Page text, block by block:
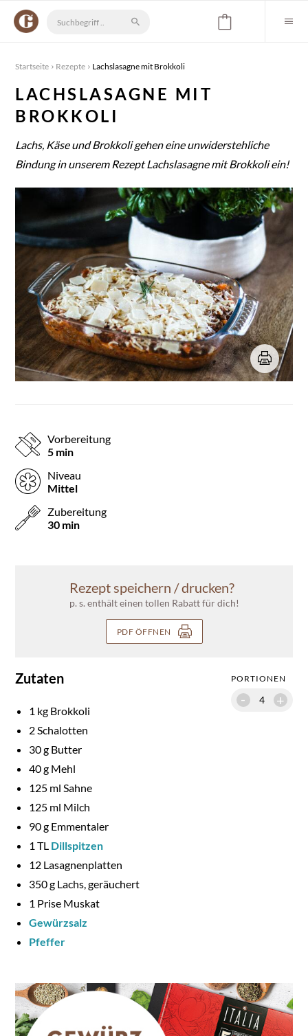
Startseite Rezepte Lachslasagne mit Brokkoli
Vorbereitung
5 min
Niveau
Mittel
Zubereitung
30 min
Rezept speichern / drucken?
p. s. enthält einen tollen Rabatt für dich!
PDF ÖFFNEN
LACHSLASAGNE MIT
BROKKOLI
Lachs, Käse und Brokkoli gehen eine unwiderstehliche
Bindung in unserem Rezept Lachslasagne mit Brokkoli ein!
Zutaten PORTIONEN
+
-
1 kg Brokkoli
2Schalotten
30g Butter
40g Mehl
125 ml Sahne
125 ml Milch
90g Emmentaler
1 TL Dillspitzen
12 Lasagnenplatten
350g Lachs, geräuchert
1 Prise Muskat
Gewürzsalz
Pfeffer